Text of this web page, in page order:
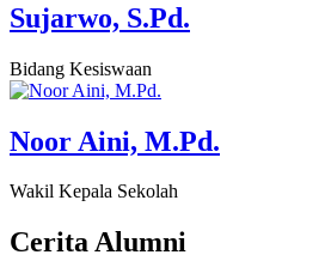
Sujarwo, S.Pd.
Bidang Kesiswaan
Noor Aini, M.Pd.
Wakil Kepala Sekolah
CeritaAlumni